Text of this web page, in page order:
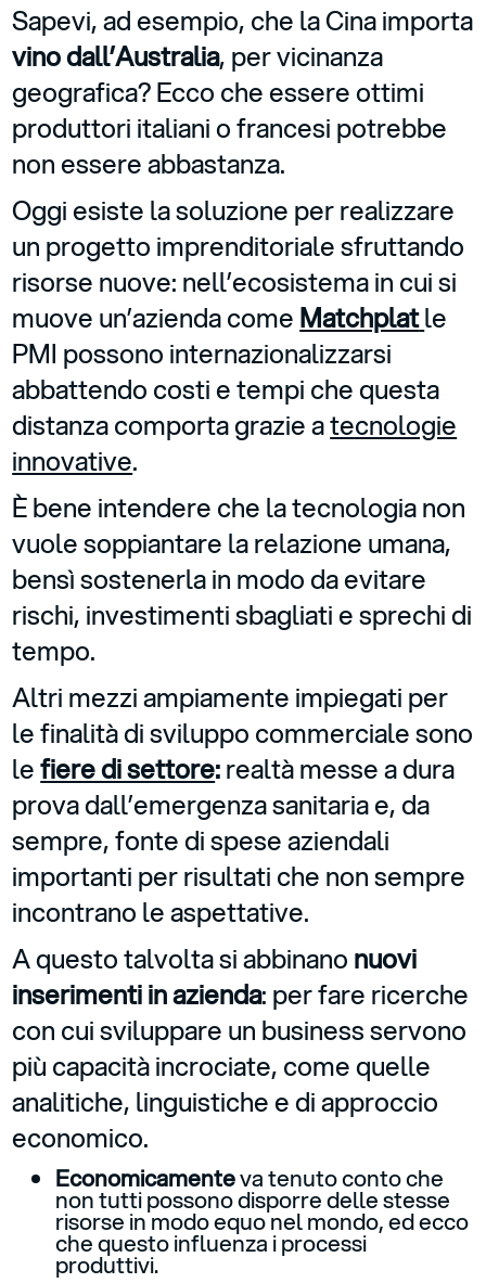
Sapevi, ad esempio, che la Cina importa
vino dall’Australia, per vicinanza
geografica? Ecco che essere ottimi
produttori italiani o francesi potrebbe
non essere abbastanza.
Oggi esiste la soluzione per realizzare
un progetto imprenditoriale sfruttando
risorse nuove: nell’ecosistema in cui si
muove un’azienda come Matchplatle
PMI possono internazionalizzarsi
abbattendo costi e tempi che questa
distanza comporta grazie atecnologie
innovative.
È bene intendere che la tecnologia non
vuole soppiantare la relazione umana,
bensì sostenerla in modo da evitare
rischi, investimenti sbagliati e sprechi di
tempo.
Altri mezzi ampiamente impiegati per
le finalità di sviluppo commerciale sono
lefiere di settore:realtà messe a dura
prova dall’emergenza sanitaria e, da
sempre, fonte di spese aziendali
importanti per risultati che non sempre
incontrano le aspettative.
A questo talvolta si abbinano nuovi
inserimenti in azienda: per fare ricerche
con cui sviluppare un business servono
più capacità incrociate, come quelle
analitiche, linguistiche e di approccio
economico.
Economicamenteva tenuto conto che
non tutti possono disporre delle stesse
risorse in modo equo nel mondo, ed ecco
che questo influenza i processi
produttivi.